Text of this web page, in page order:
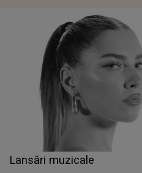
Lansări muzicale